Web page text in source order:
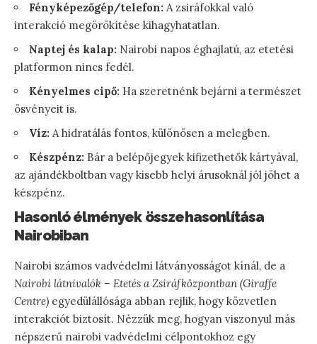
Fényképezőgép/telefon: A zsiráfokkal való
interakció megörökítése kihagyhatatlan.
Naptej és kalap: Nairobi napos éghajlatú, az etetési
platformon nincs fedél.
Kényelmes cipő: Ha szeretnénk bejárni a természet
ösvényeit is.
Víz: A hidratálás fontos, különösen a melegben.
Készpénz: Bár a belépőjegyek kifizethetők kártyával,
az ajándékboltban vagy kisebb helyi árusoknál jól jöhet a
készpénz.
Hasonló élmények összehasonlítása
Nairobiban
Nairobi számos vadvédelmi látványosságot kínál, de a
Nairobi látnivalók – Etetés a Zsiráfközpontban (Giraffe
Centre) egyedülállósága abban rejlik, hogy közvetlen
interakciót biztosít. Nézzük meg, hogyan viszonyul más
népszerű nairobi vadvédelmi célpontokhoz egy